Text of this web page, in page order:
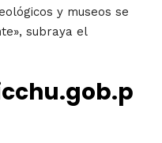
y museos se
subraya el